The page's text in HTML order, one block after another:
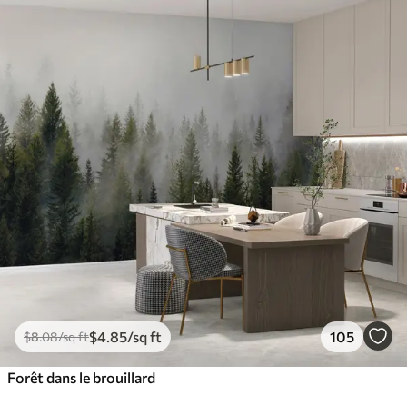
$8.08/sq ft$4 .85/sq ft 105
Forêt dans le brouillard